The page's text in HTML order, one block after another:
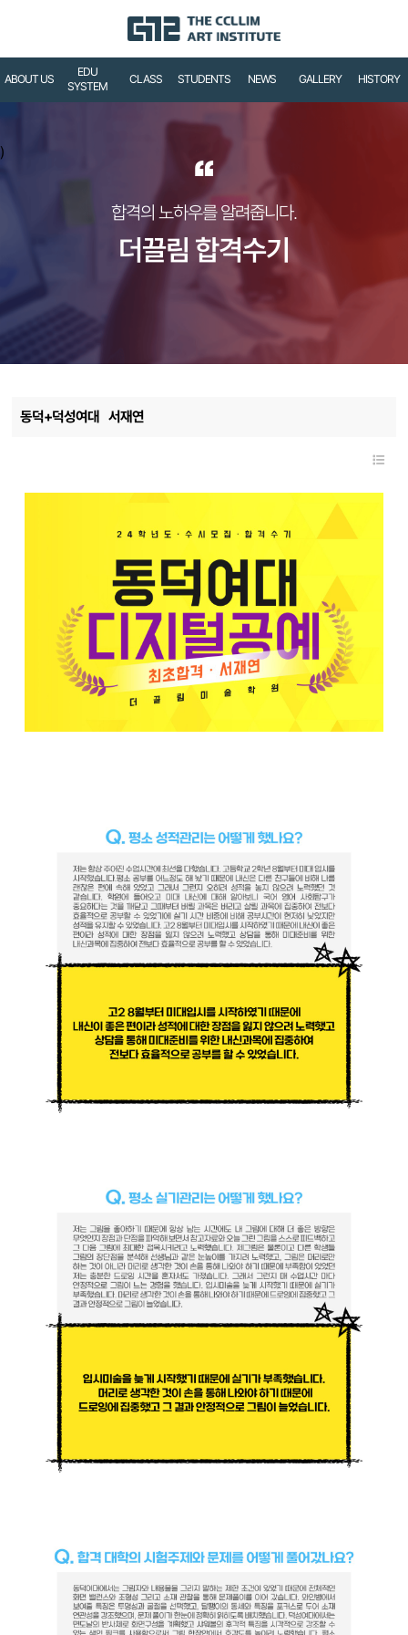
ABOUT US
EDU
SYSTEM
CLASS STUDENTS NEWS GALLERY HISTORY
)
“
합격의 노하우를 알려줍니다.
더끌림 합격수기
동덕+덕성여대 서재연